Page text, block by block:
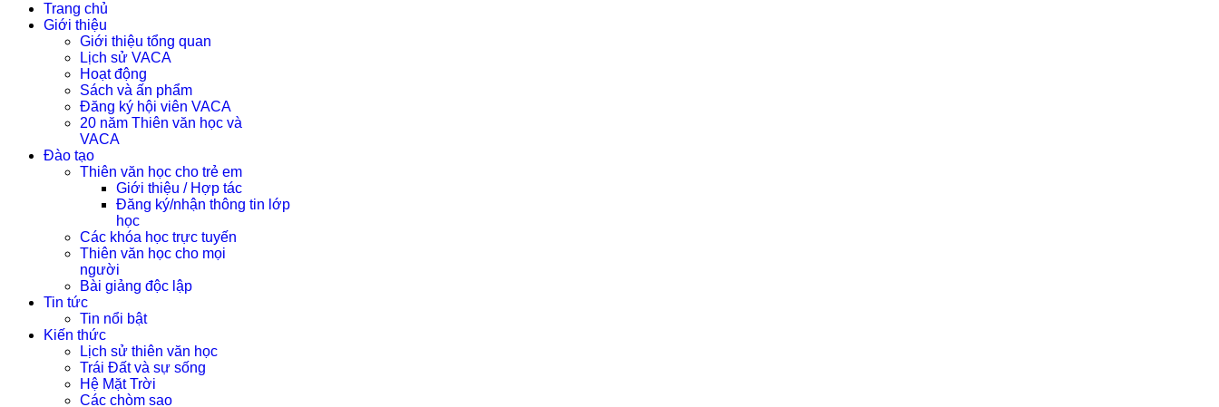
Trang chủ
Giới thiệu
Giới thiệu tổng quan
Lịch sử VACA
Hoạt động
Sách và ấn phẩm
Đăng ký hội viên VACA
20 năm Thiên văn học và
VACA
Đào tạo
Thiên văn học cho trẻ em
Giới thiệu / Hợp tác
Đăng ký/nhận thông tin lớp
học
Các khóa học trực tuyến
Thiên văn học cho mọi
người
Bài giảng độc lập
Tin tức
Tin nổi bật
Kiến thức
Lịch sử thiên văn học
Trái Đất và sự sống
Hệ Mặt Trời
Các chòm sao